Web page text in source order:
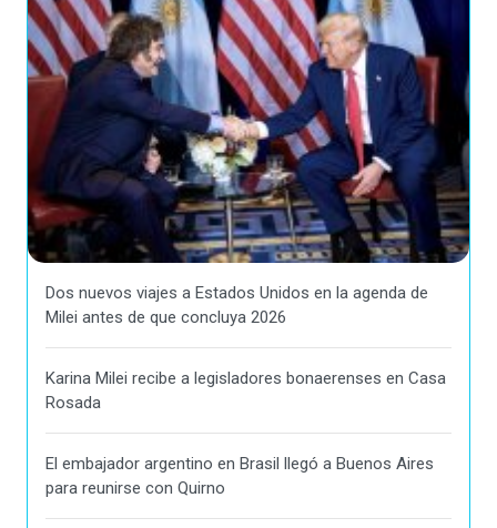
Dos nuevos viajes a Estados Unidos en la agenda de
Milei antes de que concluya 2026
Karina Milei recibe a legisladores bonaerenses en Casa
Rosada
El embajador argentino en Brasil llegó a Buenos Aires
para reunirse con Quirno